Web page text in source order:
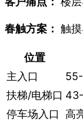
春触方案： 触
位置
主入口
扶梯/电梯口
停车场入口
高